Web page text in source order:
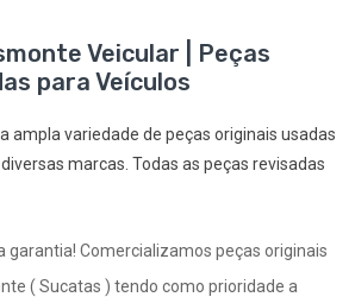
Veicular | Peças
para Veículos
ampla variedade de peças originais usadas
marcas. Todas as peças revisadas
garantia! Comercializamos peças originais
( Sucatas ) tendo como prioridade a